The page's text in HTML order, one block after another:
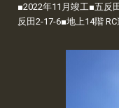
■2022年11月竣工■五反
反田2-17-6■地上14階 RC